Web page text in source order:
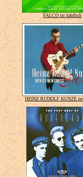
FALCO ist käuflich
HEINZ RUDOLF KUNZE